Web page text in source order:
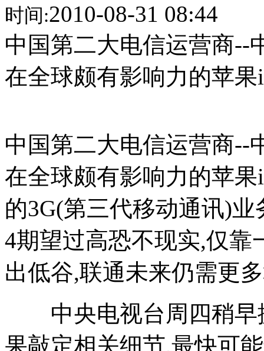
时间:2010-08-31 08:44
中国第二大电信运营商--
在全球颇有影响力的苹果
中国第二大电信运营商--
在全球颇有影响力的苹
的3G(第三代移动通讯)
4期望过高恐不现实,仅靠
出低谷,联通未来仍需更
中央电视台周四稍早
果敲定相关细节,最快可